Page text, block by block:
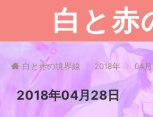
白と赤
白と赤の境界線 2018年 04月
2018年04月28日